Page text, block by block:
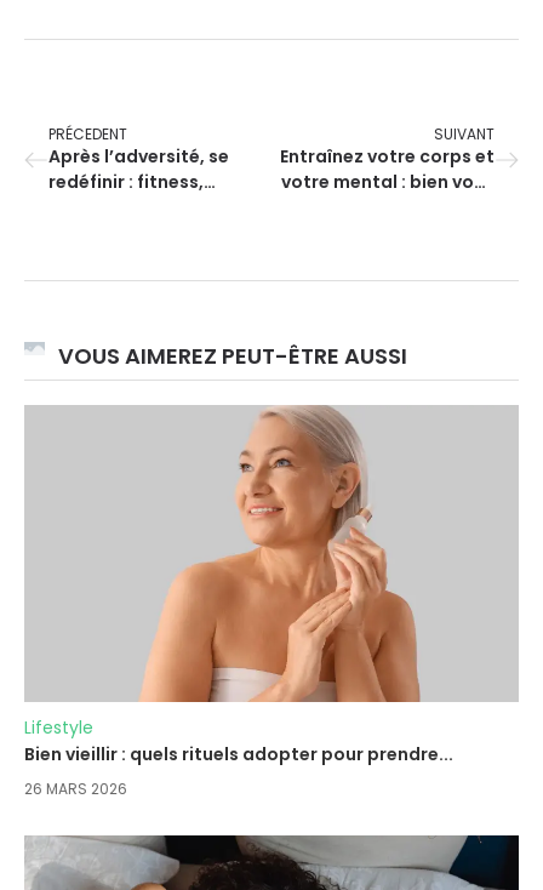
PRÉCEDENT
Après l’adversité, se
redéfinir : fitness,
SUIVANT
Entraînez votre corps et
votre mental : bien vous
VOUS AIMEREZ PEUT-ÊTRE AUSSI
Lifestyle
Bien vieillir : quels rituels adopter pour prendre...
26 MARS 2026